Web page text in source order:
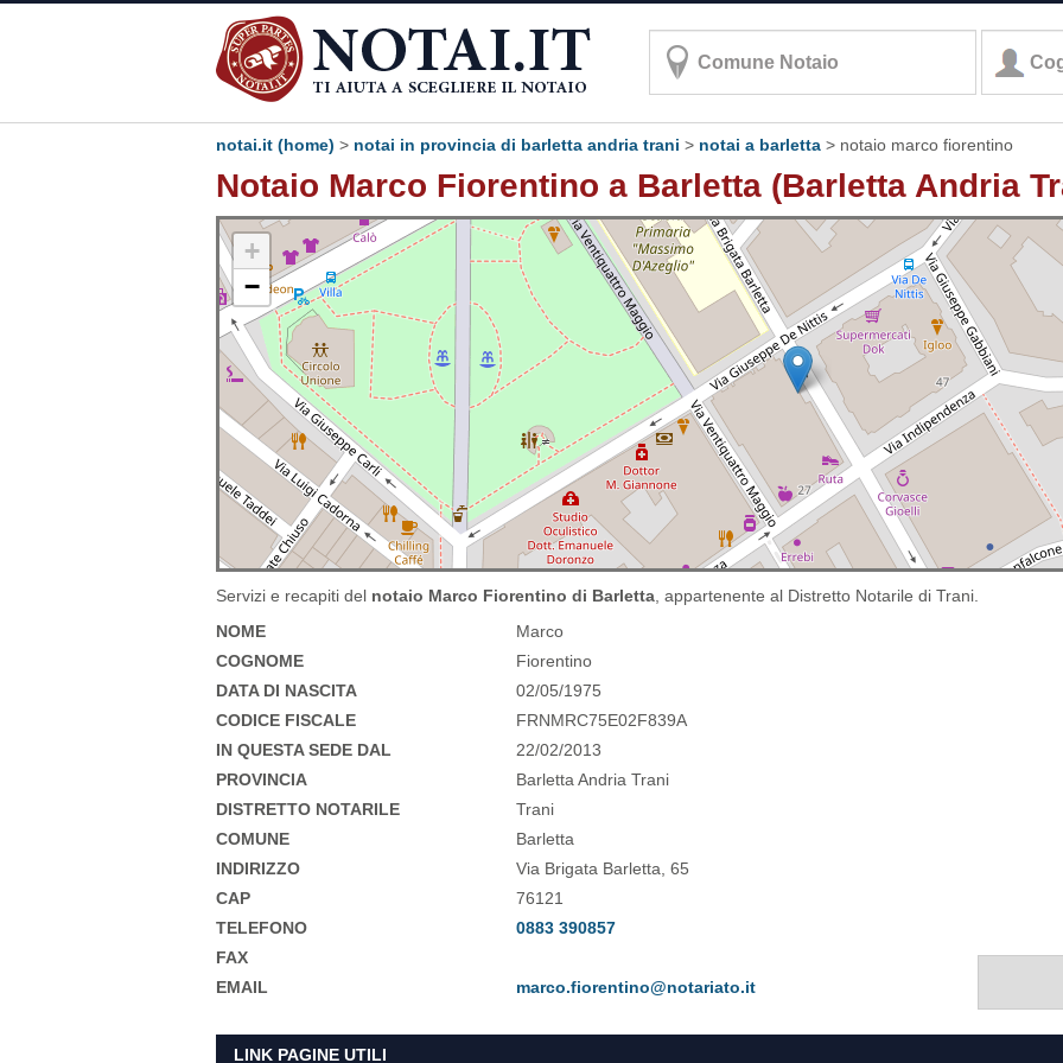
notai.it (home) > notai in provincia di barletta andria trani > notai a barletta > notaio marco fiorentino
Notaio Marco Fiorentino a Barletta (Barletta Andria
+
−
Servizi e recapiti del notaio Marco Fiorentino di Barletta , appartenente al Distretto Notarile di Trani.
NOME
Marco
COGNOME
Fiorentino
DATA DI NASCITA
02/05/1975
CODICE FISCALE
FRNMRC75E02F839A
IN QUESTA SEDE DAL
22/02/2013
PROVINCIA
Barletta Andria Trani
DISTRETTO NOTARILE
Trani
COMUNE
Barletta
INDIRIZZO
Via Brigata Barletta, 65
CAP
76121
TELEFONO
0883 390857
FAX
EMAIL
marco.fiorentino@notariato.it
LINK PAGINE UTILI